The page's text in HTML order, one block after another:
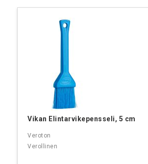
Vikan Elintarvikepensseli, 5 cm